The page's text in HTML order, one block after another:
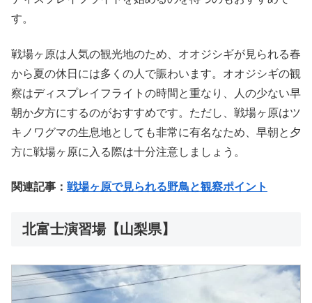
す。
戦場ヶ原は人気の観光地のため、オオジシギが見られる春
から夏の休日には多くの人で賑わいます。オオジシギの観
察はディスプレイフライトの時間と重なり、人の少ない早
朝か夕方にするのがおすすめです。ただし、戦場ヶ原はツ
キノワグマの生息地としても非常に有名なため、早朝と夕
方に戦場ヶ原に入る際は十分注意しましょう。
関連記事： 戦場ヶ原で見られる野鳥と観察ポイント
北富士演習場【山梨県】